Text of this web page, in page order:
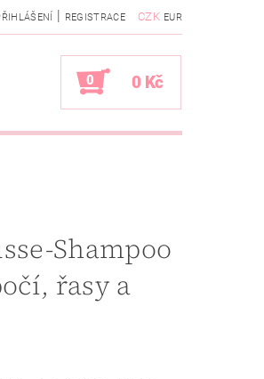
CZK EUR
| REGISTRACE
0 0 Kč
Shampoo
řasy a